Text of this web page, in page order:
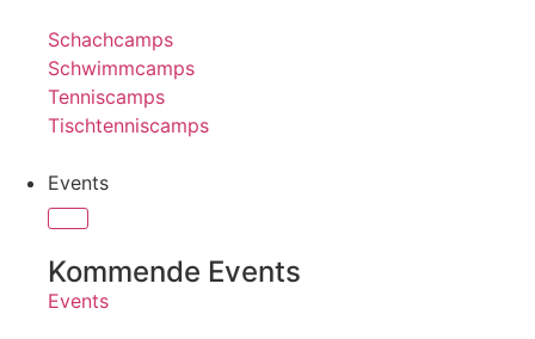
Schachcamps
Schwimmcamps
Tenniscamps
Tischtenniscamps
Events
Kommende Events
Events